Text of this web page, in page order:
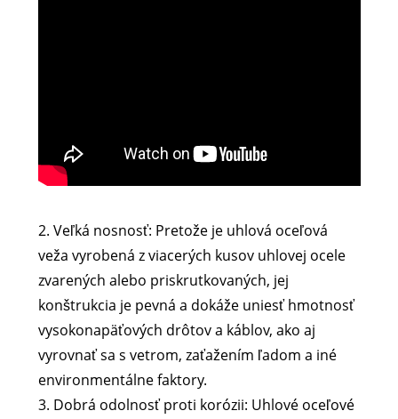
2. Veľká nosnosť: Pretože je uhlová oceľová
veža vyrobená z viacerých kusov uhlovej ocele
zvarených alebo priskrutkovaných, jej
konštrukcia je pevná a dokáže uniesť hmotnosť
vysokonapäťových drôtov a káblov, ako aj
vyrovnať sa s vetrom, zaťažením ľadom a iné
environmentálne faktory.
3. Dobrá odolnosť proti korózii: Uhlové oceľové